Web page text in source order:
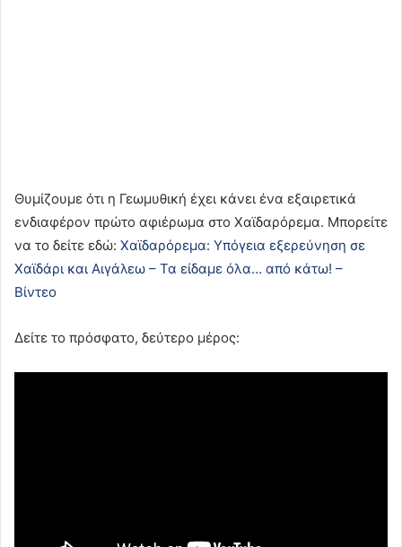
Θυμίζουμε ότι η Γεωμυθική έχει κάνει ένα εξαιρετικά
ενδιαφέρον πρώτο αφιέρωμα στο Χαϊδαρόρεμα. Μπορείτε
να το δείτε εδώ: Χαϊδαρόρεμα: Υπόγεια εξερεύνηση σε
Χαϊδάρι και Αιγάλεω – Τα είδαμε όλα… από κάτω! –
Βίντεο
Δείτε το πρόσφατο, δεύτερο μέρος: